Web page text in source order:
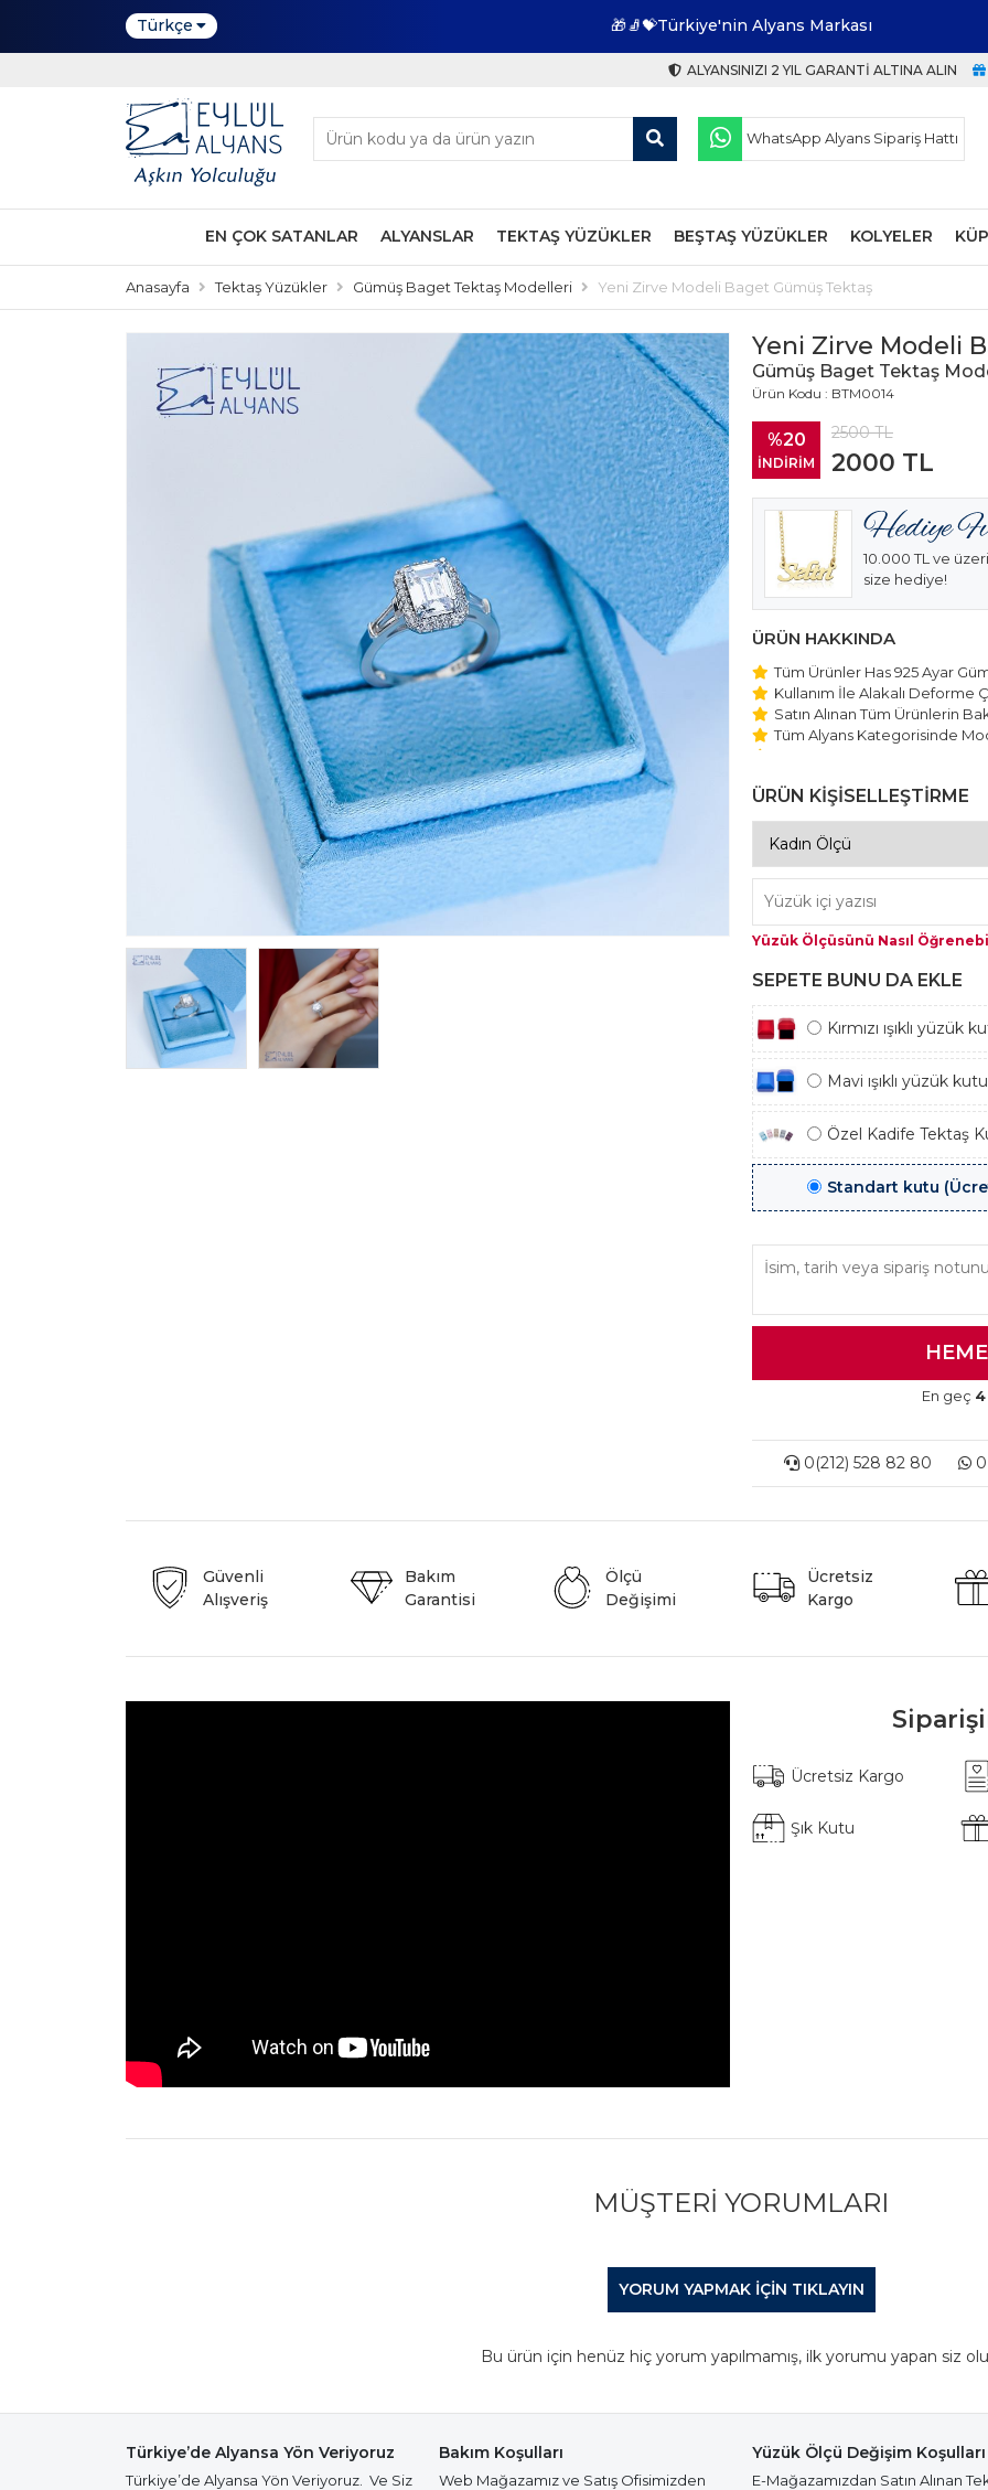
Türkçe 🎁🧦💝Türkiye'nin Alyans Markası
ALYANSINIZI 2 YIL GARANTI ALTINA ALIN
WhatsApp Alyans Sipariş Hattı
EN ÇOK SATANLAR ALYANSLAR TEKTAŞ YÜZÜKLER BEŞTAŞ YÜZÜKLER KOLYELER
Anasayfa Tektaş Yüzükler Gümüş Baget Tektaş Modelleri Yeni Zirve Modeli Baget Gümüş Tektaş
Yeni Zirve Modeli
Gümüş Baget Tektaş
Ürün Kodu : BTM0014
%20
İNDİRİM
2500TL
2000 TL
10.000 TL ve
size hediye!
ÜRÜN HAKKINDA
Tüm Ürünler Has 925 Ayar
Kullanım İle Alakalı Deforme
Satın Alınan Tüm Ürünlerin
Tüm Alyans Kategorisinde
Beştaş Tektaş Kolye ve
ÜRÜN KİŞİSELLEŞTİRME
Yüzük Ölçüsünü Nasıl
SEPETE BUNU DA EKLE
Kırmızı ışıklı yüzük
Mavi ışıklı yüzük
Özel Kadife Tektaş
Standart kutu
En geç
0(212) 528 82 80
Güvenli
Alışveriş
Bakım
Garantisi
Ölçü
Değişimi
Ücretsiz
Kargo
Ücretsiz Kargo
Şık Kutu
MÜŞTERI YORUMLARI
YORUM YAPMAK IÇIN TIKLAYIN
Bu ürün için henüz hiç yorum yapılmamış, ilk yorumu yapan siz
Türkiye’de Alyansa Yön Veriyoruz
Türkiye’de Alyansa Yön Veriyoruz. Ve Siz
Bakım Koşulları
Web Mağazamız ve Satış Ofisimizden
Yüzük Ölçü Değişim Koşulları
E-Mağazamızdan Satın Alınan